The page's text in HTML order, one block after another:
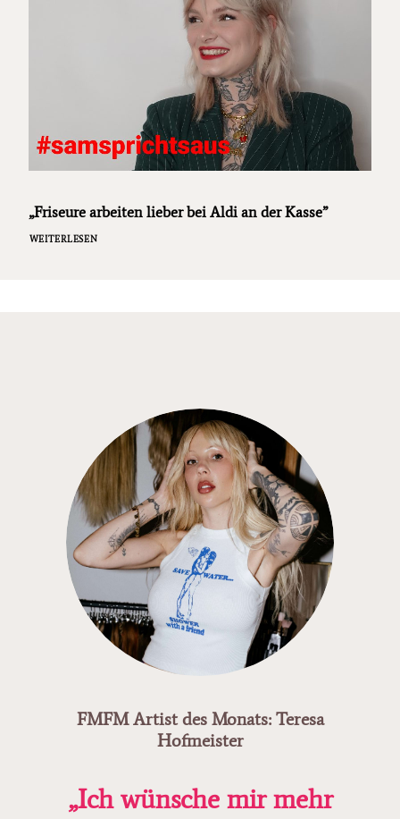
„Friseure arbeiten lieber bei Aldi an der Kasse”
WEITERLESEN
FMFM Artist des Monats: Teresa
Hofmeister
„Ich wünsche mir mehr